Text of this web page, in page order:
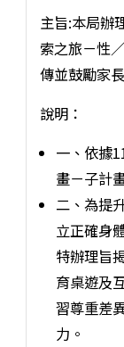
主旨:本局辦
索之旅－性
傳並鼓勵家
說明：
一、依據
畫－子計
二、為提
立正確身
特辦理旨
育桌遊及
習尊重差
力。